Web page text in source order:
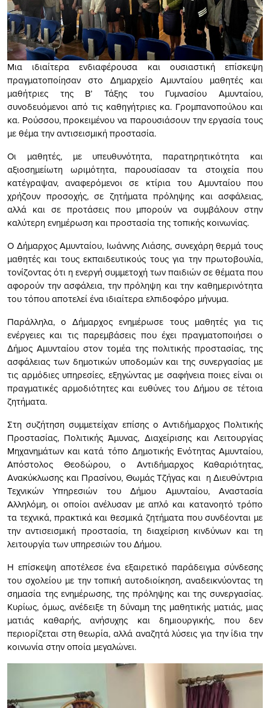
Μια ιδιαίτερα ενδιαφέρουσα και ουσιαστική επίσκεψη
πραγματοποίησαν στο Δημαρχείο Αμυνταίου μαθητές και
μαθήτριες της Β’ Τάξης του Γυμνασίου Αμυνταίου,
συνοδευόμενοι από τις καθηγήτριες κα. Γρομπανοπούλου και
κα. Ρούσσου, προκειμένου να παρουσιάσουν την εργασία τους
με θέμα την αντισεισμική προστασία.
Οι μαθητές, με υπευθυνότητα, παρατηρητικότητα και
αξιοσημείωτη ωριμότητα, παρουσίασαν τα στοιχεία που
κατέγραψαν, αναφερόμενοι σε κτίρια του Αμυνταίου που
χρήζουν προσοχής, σε ζητήματα πρόληψης και ασφάλειας,
αλλά και σε προτάσεις που μπορούν να συμβάλουν στην
καλύτερη ενημέρωση και προστασία της τοπικής κοινωνίας.
Ο Δήμαρχος Αμυνταίου, Ιωάννης Λιάσης, συνεχάρη θερμά τους
μαθητές και τους εκπαιδευτικούς τους για την πρωτοβουλία,
τονίζοντας ότι η ενεργή συμμετοχή των παιδιών σε θέματα που
αφορούν την ασφάλεια, την πρόληψη και την καθημερινότητα
του τόπου αποτελεί ένα ιδιαίτερα ελπιδοφόρο μήνυμα.
Παράλληλα, ο Δήμαρχος ενημέρωσε τους μαθητές για τις
ενέργειες και τις παρεμβάσεις που έχει πραγματοποιήσει ο
Δήμος Αμυνταίου στον τομέα της πολιτικής προστασίας, της
ασφάλειας των δημοτικών υποδομών και της συνεργασίας με
τις αρμόδιες υπηρεσίες, εξηγώντας με σαφήνεια ποιες είναι οι
πραγματικές αρμοδιότητες και ευθύνες του Δήμου σε τέτοια
ζητήματα.
Στη συζήτηση συμμετείχαν επίσης ο Αντιδήμαρχος Πολιτικής
Προστασίας, Πολιτικής Άμυνας, Διαχείρισης και Λειτουργίας
Μηχανημάτων και κατά τόπο Δημοτικής Ενότητας Αμυνταίου,
Απόστολος Θεοδώρου, ο Αντιδήμαρχος Καθαριότητας,
Ανακύκλωσης και Πρασίνου, Θωμάς Τζήγας και η Διευθύντρια
Τεχνικών Υπηρεσιών του Δήμου Αμυνταίου, Αναστασία
Αλληλόμη, οι οποίοι ανέλυσαν με απλό και κατανοητό τρόπο
τα τεχνικά, πρακτικά και θεσμικά ζητήματα που συνδέονται με
την αντισεισμική προστασία, τη διαχείριση κινδύνων και τη
λειτουργία των υπηρεσιών του Δήμου.
Η επίσκεψη αποτέλεσε ένα εξαιρετικό παράδειγμα σύνδεσης
του σχολείου με την τοπική αυτοδιοίκηση, αναδεικνύοντας τη
σημασία της ενημέρωσης, της πρόληψης και της συνεργασίας.
Κυρίως, όμως, ανέδειξε τη δύναμη της μαθητικής ματιάς, μιας
ματιάς καθαρής, ανήσυχης και δημιουργικής, που δεν
περιορίζεται στη θεωρία, αλλά αναζητά λύσεις για την ίδια την
κοινωνία στην οποία μεγαλώνει.